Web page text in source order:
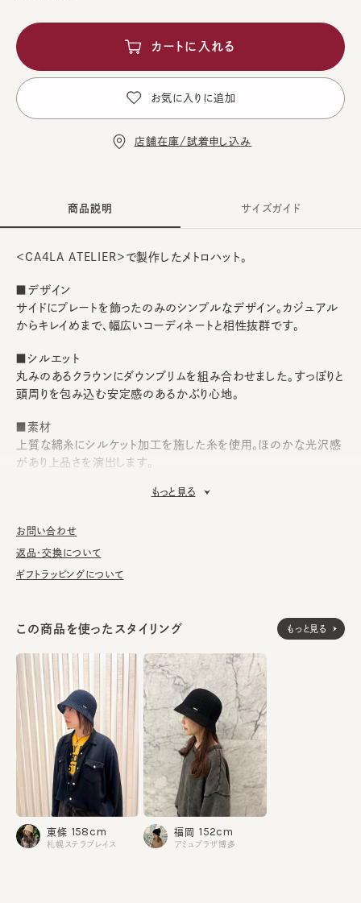
カートに入れる
お気に入りに追加
店舗在庫/試着申し込み
商品説明
＜CA4LA ATELIER＞で製作したメトロハット。
■デザイン
サイドにプレートを飾ったのみのシンプルなデザイン。カジュアル
からキレイめまで、幅広いコーディネートと相性抜群です。
■シルエット
丸みのあるクラウンにダウンブリムを組み合わせました。すっぽりと
頭周りを包み込む安定感のあるかぶり心地。
■素材
上質な綿糸にシルケット加工を施した糸を使用。ほのかな光沢感
があり上品さを演出します。
が汚れてしまう前の対策として、汗止めのハットライナーのお勧め
しております。
※サイズ調節スベリ仕様（サイズを小さくする際は、調節テープを
素材 綿68% ポリエステル32%
生産国 made in JAPAN
もっと見る
サイズガイド
お問い合わせ
返品・交換について
ギフトラッピングについて
この商品を使ったスタイリング もっと見る
東條 158cm
札幌ステラプレイス
福岡 152cm
アミュプラザ博多